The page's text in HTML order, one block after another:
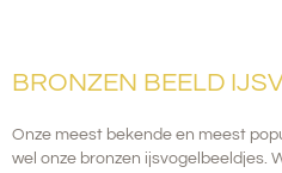
BRONZEN BEELD
Onze meest bekende en meest
wel onze bronzen ijsvogelbeeldjes.